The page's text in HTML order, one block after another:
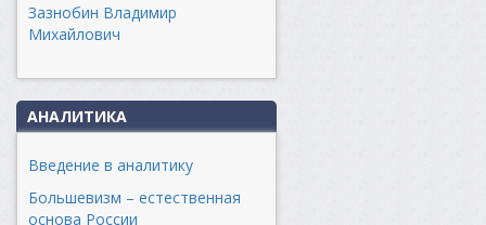
Зазнобин Владимир
Михайлович
АНАЛИТИКА
Введение в аналитику
Большевизм – естественная
основа России